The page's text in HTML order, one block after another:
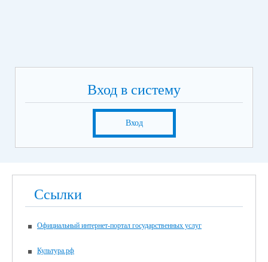
Вход в систему
Вход
Ссылки
Официальный интернет-портал государственных услуг
Культура.рф